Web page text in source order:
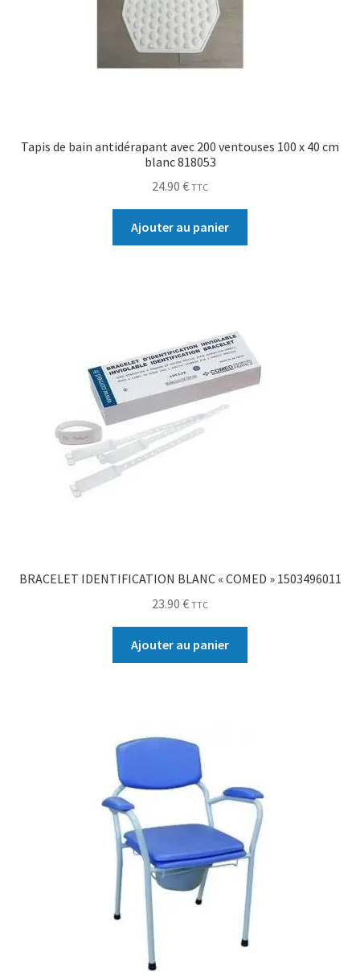
Tapis de bain antidérapant avec 200 ventouses 100 x 40 cm
blanc 818053
24.90 € TTC
Ajouter au panier
BRACELET IDENTIFICATION BLANC « COMED » 1503496011
23.90 € TTC
Ajouter au panier